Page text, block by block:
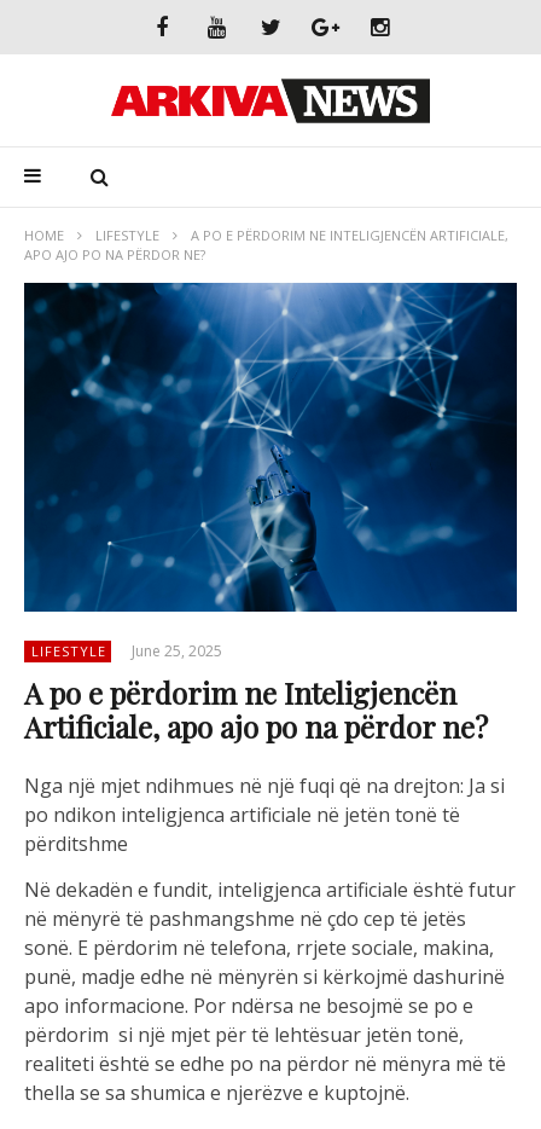
HOME LIFESTYLE
A PO E PËRDORIM NE INTELIGJENCËN ARTIFICIALE,
APO AJO PO NA PËRDOR NE?
LIFESTYLE June 25, 2025
A po e përdorim ne Inteligjencën
Artificiale, apo ajo po na përdor ne?
Nga një mjet ndihmues në një fuqi që na drejton: Ja si
po ndikon inteligjenca artificiale në jetën tonë të
përditshme
Në dekadën e fundit, inteligjenca artificiale është futur
në mënyrë të pashmangshme në çdo cep të jetës
sonë. E përdorim në telefona, rrjete sociale, makina,
punë, madje edhe në mënyrën si kërkojmë dashurinë
apo informacione. Por ndërsa ne besojmë se po e
përdorim si një mjet për të lehtësuar jetën tonë,
realiteti është se edhe po na përdor në mënyra më të
thella se sa shumica e njerëzve e kuptojnë.